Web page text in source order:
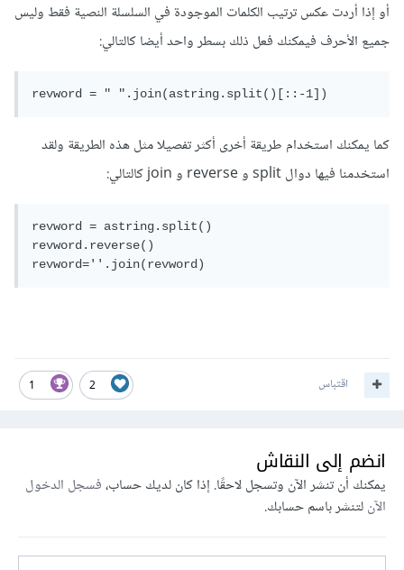
أو إذا أردت عكس ترتيب الكلمات الموجودة في السلسلة النصية فقط وليس
جميع الأحرف فيمكنك فعل ذلك بسطر واحد أيضا كالتالي:
revword = " ".join(astring.split()[::-1])
كما يمكنك استخدام طريقة أخرى أكثر تفصيلا مثل هذه الطريقة ولقد
استخدمنا فيها دوال split و reverse و join كالتالي:
revword = astring.split()
revword.reverse()
revword=''.join(revword)
2
1 اقتباس
انضم إلى النقاش
يمكنك أن تنشر الآن وتسجل لاحقًا. إذا كان لديك حساب،فسجل الدخول
الآنلتنشر باسم حسابك.